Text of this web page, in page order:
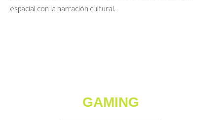
espacial con la narración cultural.
GAMING